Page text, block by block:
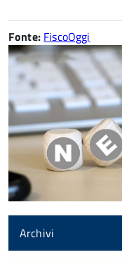
Fonte: FiscoOggi
Archivi